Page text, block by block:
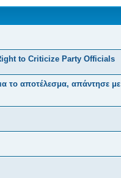
to Criticize Party Officials
το αποτέλεσμα, απάντησε με